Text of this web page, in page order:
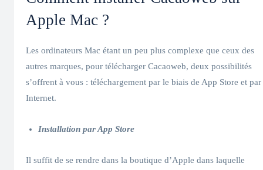
Apple Mac ?
Les ordinateurs Mac étant un peu plus complexe que ceux des
autres marques, pour télécharger Cacaoweb, deux possibilités
s’offrent à vous : téléchargement par le biais de App Store et par
Internet.
Installation par App Store
Il suffit de se rendre dans la boutique d’Apple dans laquelle